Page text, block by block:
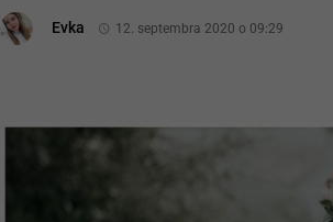
Evka 12. septembra 2020 o 09:29